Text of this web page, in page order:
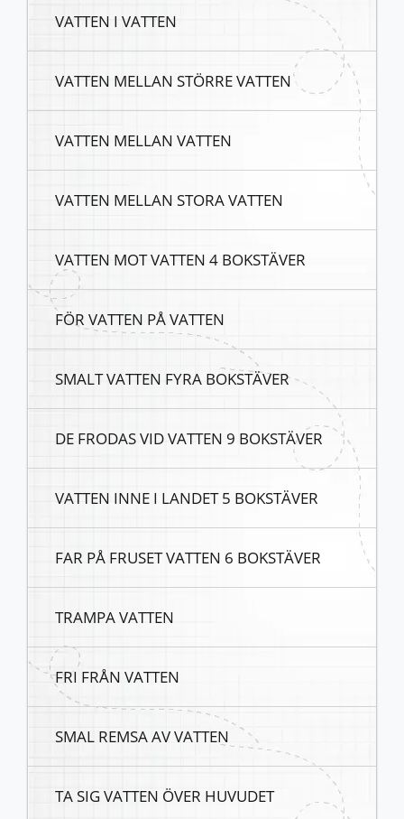
VATTEN I VATTEN
VATTEN MELLAN STÖRRE VATTEN
VATTEN MELLAN VATTEN
VATTEN MELLAN STORA VATTEN
VATTEN MOT VATTEN 4 BOKSTÄVER
FÖR VATTEN PÅ VATTEN
SMALT VATTEN FYRA BOKSTÄVER
DE FRODAS VID VATTEN 9 BOKSTÄVER
VATTEN INNE I LANDET 5 BOKSTÄVER
FAR PÅ FRUSET VATTEN 6 BOKSTÄVER
TRAMPA VATTEN
FRI FRÅN VATTEN
SMAL REMSA AV VATTEN
TA SIG VATTEN ÖVER HUVUDET